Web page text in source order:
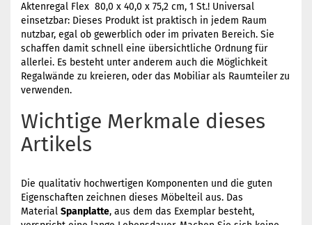
Aktenregal Flex 80,0 x 40,0 x 75,2 cm, 1 St.! Universal
einsetzbar: Dieses Produkt ist praktisch in jedem Raum
nutzbar, egal ob gewerblich oder im privaten Bereich. Sie
schaffen damit schnell eine übersichtliche Ordnung für
allerlei. Es besteht unter anderem auch die Möglichkeit
Regalwände zu kreieren, oder das Mobiliar als Raumteiler zu
verwenden.
Wichtige Merkmale dieses
Artikels
Die qualitativ hochwertigen Komponenten und die guten
Eigenschaften zeichnen dieses Möbelteil aus. Das
Material Spanplatte, aus dem das Exemplar besteht,